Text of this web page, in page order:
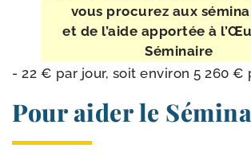
vous pro­cu­rez aux
et de l’aide appor­tée à
Séminaire
- 22 € par jour, soit envi­ron 5 260 €
Pour aider le